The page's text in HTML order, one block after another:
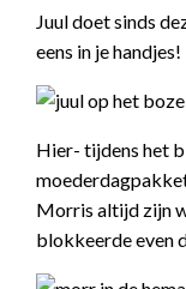
Juul doet sinds
eens in je
Hier- tijdens het
Morris altijd zijn
blokkeerde even